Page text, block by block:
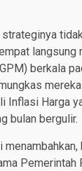
langsung
berkala
Inflasi Harga
bulan bergulir.
Pemerintah